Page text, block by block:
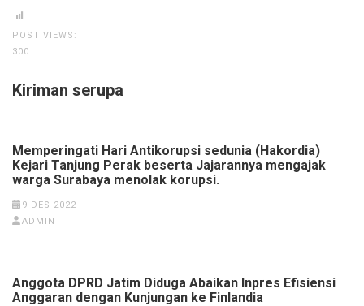
POST VIEWS:
300
Kiriman serupa
Memperingati Hari Antikorupsi sedunia (Hakordia)
Kejari Tanjung Perak beserta Jajarannya mengajak
warga Surabaya menolak korupsi.
9 DES 2022
ADMIN
Anggota DPRD Jatim Diduga Abaikan Inpres Efisiensi
Anggaran dengan Kunjungan ke Finlandia